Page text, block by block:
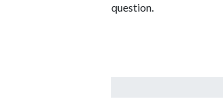
question.